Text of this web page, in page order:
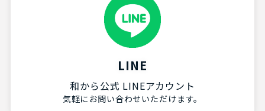
LINE
和から公式 LINEアカウント
気軽にお問い合わせいただけます。